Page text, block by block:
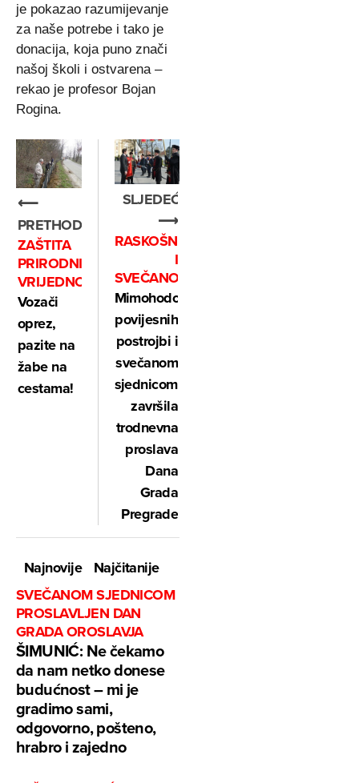
je pokazao razumijevanje
za naše potrebe i tako je
donacija, koja puno znači
našoj školi i ostvarena –
rekao je profesor Bojan
Rogina.
⟵
PRETHODNO
ZAŠTITA
PRIRODNIH
VRIJEDNOSTI
Vozači
oprez,
pazite na
žabe na
cestama!
SLJEDEĆE
⟶
RASKOŠNO
I
SVEČANO
Mimohodom
povijesnih
postrojbi i
svečanom
sjednicom,
završila
trodnevna
proslava
Dana
Grada
Pregrade
Najnovije
Najčitanije
SVEČANOM SJEDNICOM
PROSLAVLJEN DAN
GRADA OROSLAVJA
ŠIMUNIĆ: Ne čekamo
da nam netko donese
budućnost – mi je
gradimo sami,
odgovorno, pošteno,
hrabro i zajedno